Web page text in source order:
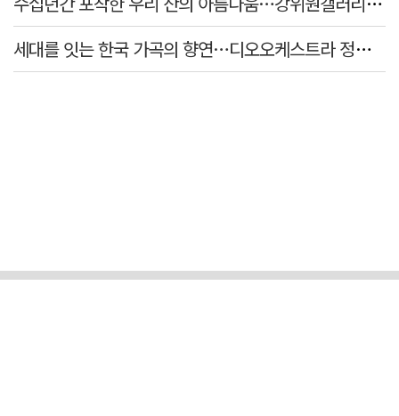
세대를 잇는 한국 가곡의 향연…디오오케스트라 정기연주회 '노래의 날개 위에'